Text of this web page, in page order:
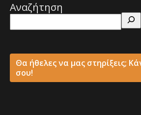
Αναζήτηση
Θα ήθελες να μας στηρίξεις;
σου!